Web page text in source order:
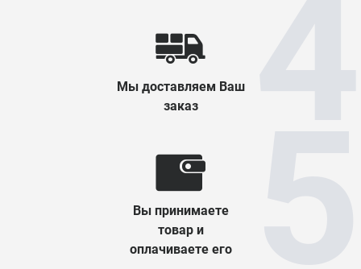
Мы доставляем Ваш
заказ
Вы принимаете
товар и
оплачиваете его